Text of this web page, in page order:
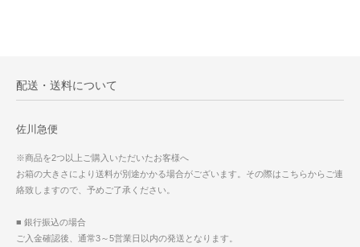
配送・送料について
佐川急便
※商品を2つ以上ご購入いただいたお客様へ
お箱の大きさにより送料が別途かかる場合がございます。その際はこちらからご連
絡致しますので、予めご了承ください。
■ 銀行振込の場合
ご入金確認後、通常3～5営業日以内の発送となります。